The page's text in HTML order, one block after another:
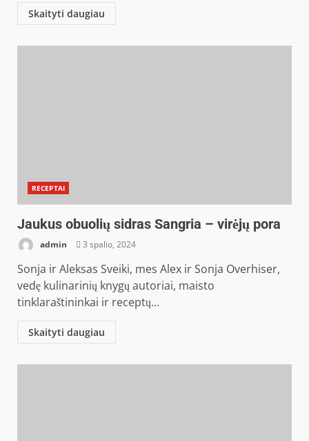
Skaityti daugiau
RECEPTAI
Jaukus obuolių sidras Sangria – virėjų pora
admin 3 spalio, 2024
Sonja ir Aleksas Sveiki, mes Alex ir Sonja Overhiser,
vedę kulinarinių knygų autoriai, maisto
tinklaraštininkai ir receptų...
Skaityti daugiau